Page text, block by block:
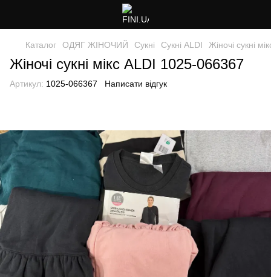
Каталог ОДЯГ ЖІНОЧИЙ Сукні Сукні ALDI Жіночі сукні
Жіночі сукні мікс ALDI 1025-066367
Артикул: 1025-066367 Написати відгук